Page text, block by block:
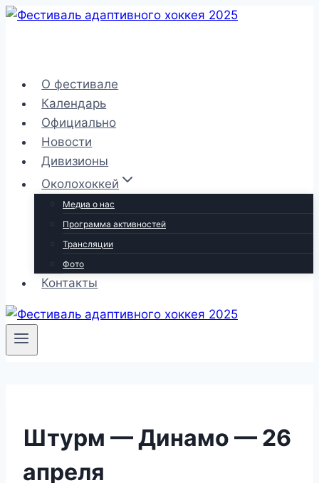
Перейти
О фестивале
Календарь
Официально
Новости
Дивизионы
Околохоккей
Медиа о нас
Программа активностей
Трансляции
Фото
Контакты
Штурм — Динамо — 26
апреля